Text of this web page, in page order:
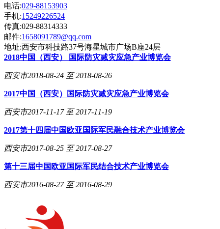
电话:029-88153903
手机:15249226524
传真:029-88314333
邮件:1658091789@qq.com
地址:西安市科技路37号海星城市广场B座24层
2018中国（西安） 国际防灾减灾应急产业博览会
西安市2018-08-24 至 2018-08-26
2017中国（西安）国际防灾减灾应急产业博览会
西安市2017-11-17 至 2017-11-19
2017第十四届中国欧亚国际军民融合技术产业博览会
西安市2017-08-25 至 2017-08-27
第十三届中国欧亚国际军民结合技术产业博览会
西安市2016-08-27 至 2016-08-29